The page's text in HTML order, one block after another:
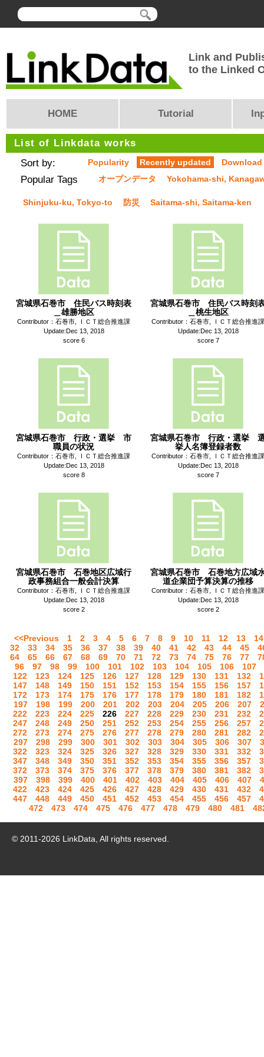
Link and
to the Linked
HOME Tutorial
List of Linkdata works
Sort by:
Popularity Recently updated
Popular Tags オープンデータ Yokohama-shi,
Shinjuku-ku, Tokyo-to 防災 Saitama-shi, Saitama-ken
宮城県石巻市 住民バス時刻表
＿雄勝地区
Contributor：石巻市, ＩＣＴ総合推進課
Update:Dec 13, 2018
score 6
宮城県石巻市 住民バス時刻
＿桃生地区
Contributor：石巻市, ＩＣＴ総合推進課
Update:Dec 13, 2018
score 7
宮城県石巻市 行政・選挙 市
職員の状況
Contributor：石巻市, ＩＣＴ総合推進課
Update:Dec 13, 2018
score 8
宮城県石巻市 行政・選挙
挙人名簿登録者数
Contributor：石巻市, ＩＣＴ総合推進課
Update:Dec 13, 2018
score 7
宮城県石巻市 石巻地区広域行
政事務組合一般会計決算
Contributor：石巻市, ＩＣＴ総合推進課
Update:Dec 13, 2018
score 2
宮城県石巻市 石巻地方広域
道企業団予算決算の推移
Contributor：石巻市, ＩＣＴ総合推進課
Update:Dec 13, 2018
score 2
<<Previous 1 2 3 4 5 6 7 8 9 10 11 12 13
14
32
33 34 35 36 37 38 39 40 41 42 43 44 45
64
65 66 67 68 69 70 71 72 73 74 75 76 77
96
97 98 99 100 101 102 103 104 105 106
107
122
123 124 125 126 127 128 129 130 131 132
147
148 149 150 151 152 153 154 155 156 157
172
173 174 175 176 177 178 179 180 181 182
197
198 199 200 201 202 203 204 205 206 207
222
223 224 225 226 227 228 229 230 231 232
247
248 249 250 251 252 253 254 255 256 257
272
273 274 275 276 277 278 279 280 281 282
297
298 299 300 301 302 303 304 305 306 307
322
323 324 325 326 327 328 329 330 331 332
347
348 349 350 351 352 353 354 355 356 357
372
373 374 375 376 377 378 379 380 381 382
397
398 399 400 401 402 403 404 405 406 407
422
423 424 425 426 427 428 429 430 431 432
447
448 449 450 451 452 453 454 455 456 457
472
473 474 475 476 477 478 479 480 481
© 2011-2026 LinkData, All rights reserved.